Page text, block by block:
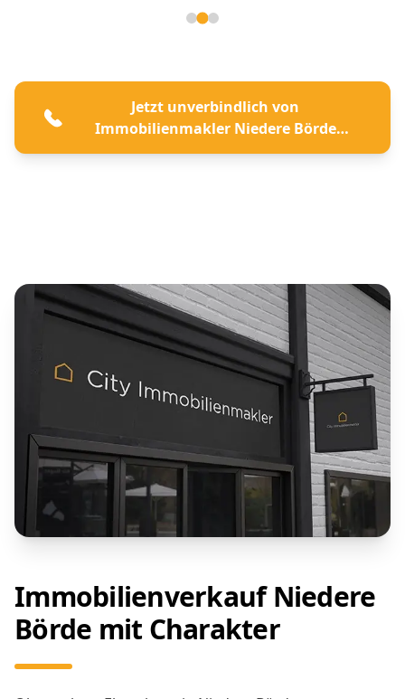
Jetzt unverbindlich von
Immobilienmakler Niedere Börde
beraten lassen
Immobilienverkauf Niedere
Börde mit Charakter